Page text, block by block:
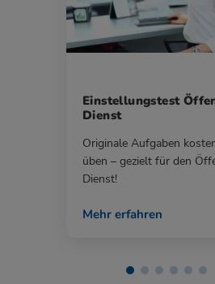
Einstellungstest
Dienst
Originale Aufgaben
üben – gezielt für den
Dienst!
Mehr erfahren